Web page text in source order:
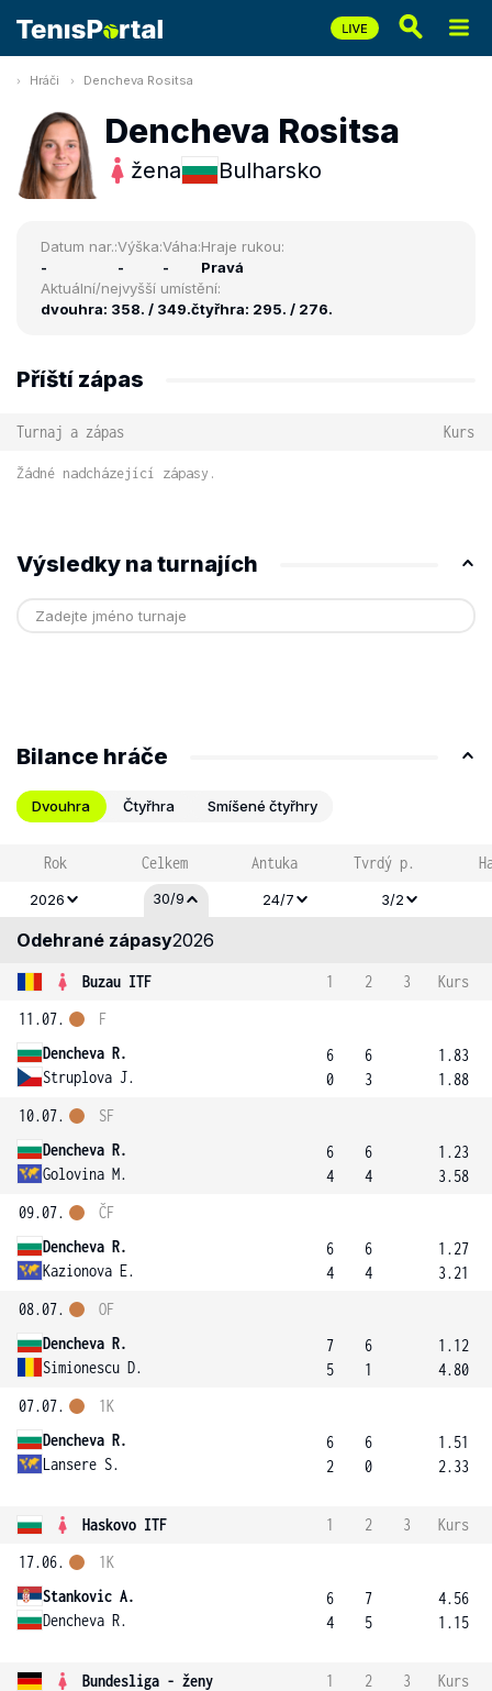
Hráči Dencheva Rositsa
Dencheva Rositsa
žena Bulharsko
Datum nar.:
-
Výška:
-
Váha:
-
Hraje rukou:
Pravá
Aktuální/nejvyšší umístění:
dvouhra: 358. / 349.čtyřhra: 295. / 276.
Příští zápas
Turnaj a zápas Kurs
Žádné nadcházející zápasy.
Výsledky na turnajích
Bilance hráče
Dvouhra Čtyřhra Smíšené čtyřhry
Rok Celkem Antuka Tvrdý p.
2026 30/9 24/7 3/2
Odehrané zápasy2026
Buzau ITF 1 2 3
Kurs
11.07.
Dencheva R.
Struplova J.
F
6
0
6
3
1.83
1.88
10.07.
Dencheva R.
Golovina M.
SF
6
4
6
4
1.23
3.58
09.07.
Dencheva R.
Kazionova E.
ČF
6
4
6
4
1.27
3.21
08.07.
Dencheva R.
Simionescu D.
OF
7
5
6
1
1.12
4.80
07.07.
Dencheva R.
Lansere S.
1K
6
2
6
0
1.51
2.33
Haskovo ITF 1 2 3
Kurs
17.06.
Stankovic A.
Dencheva R.
1K
6
4
7
5
4.56
1.15
Bundesliga - ženy 1 2 3
Kurs